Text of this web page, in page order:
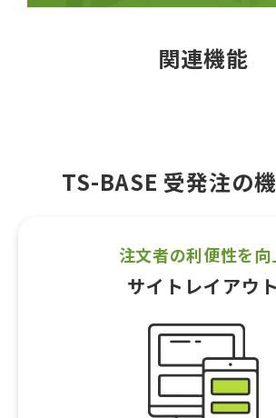
関連機能
TS-BASE 受発注の
注文者の利便性を向
サイトレイアウト